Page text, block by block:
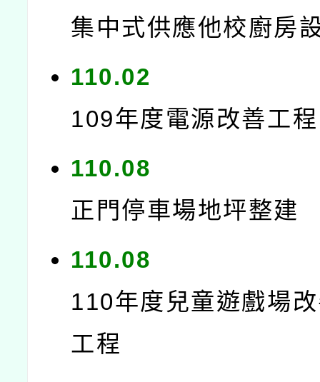
集中式供應他校廚房
110.02
109年度電源改善工程
110.08
正門停車場地坪整建
110.08
110年度兒童遊戲場
工程